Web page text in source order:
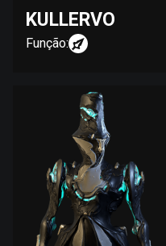
KULLERVO
Função: